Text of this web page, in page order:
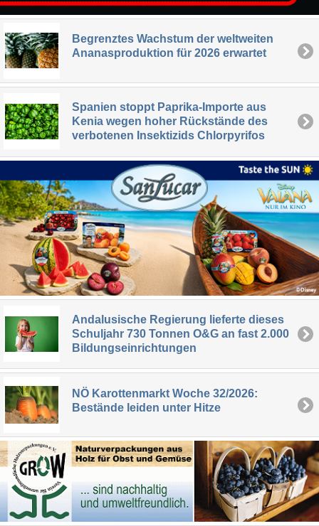
Begrenztes Wachstum der weltweiten
Ananasproduktion für 2026 erwartet
Spanien stoppt Paprika-Importe aus
Kenia wegen hoher Rückstände des
verbotenen Insektizids Chlorpyrifos
Andalusische Regierung lieferte dieses
Schuljahr 730 Tonnen O&G an fast 2.000
Bildungseinrichtungen
NÖ Karottenmarkt Woche 32/2026:
Bestände leiden unter Hitze